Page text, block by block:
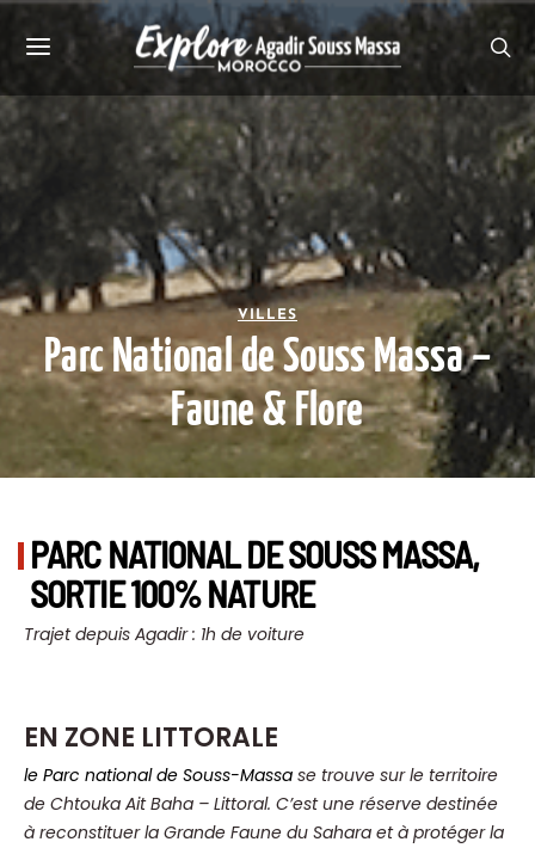
VILLES
Parc National de Souss Massa –
Faune & Flore
PARC NATIONAL DE SOUSS MASSA,
SORTIE 100% NATURE
Trajet depuis Agadir : 1h de voiture
EN ZONE LITTORALE
le Parc national de Souss-Massa se trouve sur le territoire
de Chtouka Ait Baha – Littoral. C’est une réserve destinée
à reconstituer la Grande Faune du Sahara et à protéger la